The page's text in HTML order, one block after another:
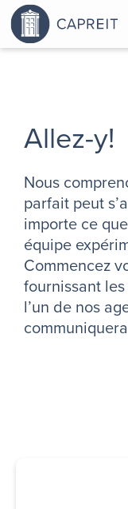
Allez-y!
Nous
parfait peut
importe ce
équipe
Commencez
fournissant
l’un de nos